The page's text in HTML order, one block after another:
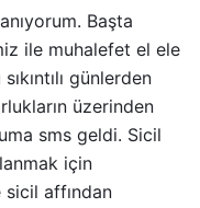
Başta
ile muhalefet el ele
günlerden
üzerinden
sms geldi. Sicil
için
sicil affından